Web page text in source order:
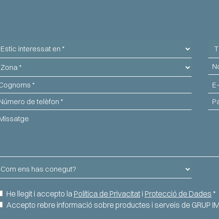
He llegit i accepto la Política de Privacitati Protecció de Dades *
Accepto rebre informació sobre productes i serveis de GRUP